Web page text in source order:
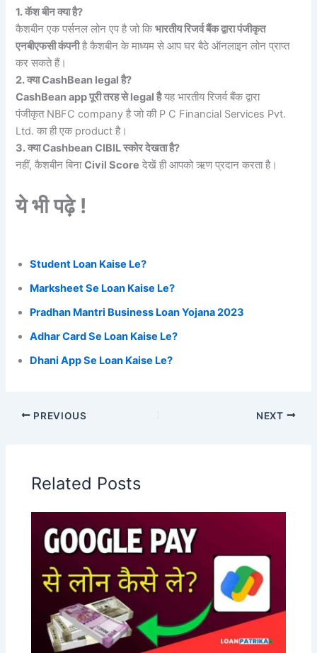
1. कॅश बीन क्या है?
कैशबीन एक पर्सनल लोन एप है जो किभारतीय रिजर्व बैंक द्वारा पंजीकृत
एनबीएफसी कंपनीहै कैशबीन के माध्यम से आप घर बैठे ऑनलाइन लोन प्राप्त
कर सकते हैं।
2. क्या CashBean legal है?
CashBean app पूरी तरह से legal हैयह भारतीय रिजर्व बैंक द्वारा
पंजीकृत NBFC company है जो की P C Financial Services Pvt.
Ltd. का ही एक product है।
3. क्या Cashbean CIBIL स्कोर देखता है?
नहीं, कैशबीन बिनाCivil Score देखें ही आपको ऋण प्रदान करता है।
ये भी पढ़े !
Student Loan Kaise Le?
Marksheet Se Loan Kaise Le?
Pradhan Mantri Business Loan Yojana 2023
Adhar Card Se Loan Kaise Le?
Dhani App Se Loan Kaise Le?
PREVIOUS NEXT
Related Posts